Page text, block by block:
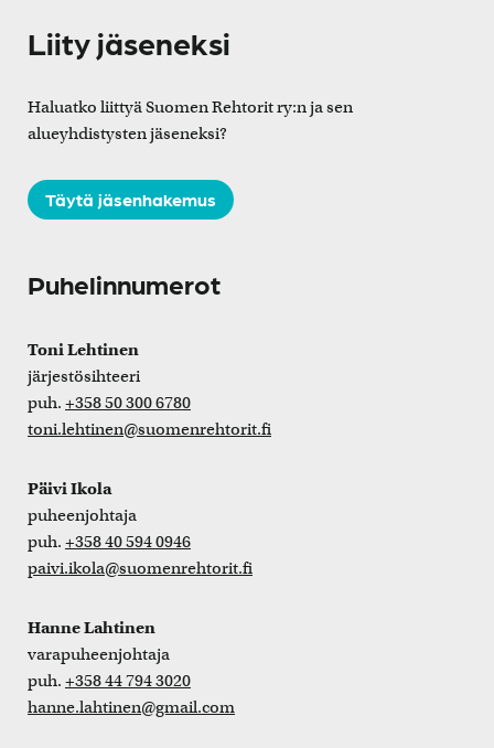
Liity jäseneksi
Haluatko liittyä Suomen Rehtorit ry:n ja sen
alueyhdistysten jäseneksi?
Täytä jäsenhakemus
Puhelinnumerot
Toni Lehtinen
järjestösihteeri
puh. +358 50 300 6780
toni.lehtinen@suomenrehtorit.fi
Päivi Ikola
puheenjohtaja
puh. +358 40 594 0946
paivi.ikola@suomenrehtorit.fi
Hanne Lahtinen
varapuheenjohtaja
puh. +358 44 794 3020
hanne.lahtinen@gmail.com